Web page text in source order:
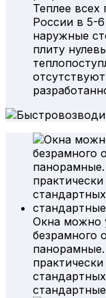
Теплее
России в 5-
наружные
плиту
Окна можно
безрамного